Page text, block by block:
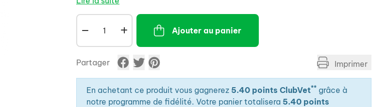
par son goût et son odeur ce que votre rongeur aurait instinctivement cherché
dans la nature. Les vitamines, fibres, minéraux présents dans cet aliment
participent à la bonne harmonie de la flore intestinale.
Ajouter au panier
Partager Imprimer
En achetant ce produit vous gagnerez 5.40 points ClubVet** grâce à
notre programme de fidélité. Votre panier totalisera 5.40 points